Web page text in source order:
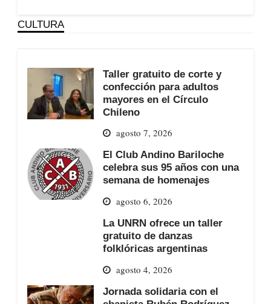
CULTURA
Taller gratuito de corte y
confección para adultos
mayores en el Círculo
Chileno
agosto 7, 2026
El Club Andino Bariloche
celebra sus 95 años con una
semana de homenajes
agosto 6, 2026
La UNRN ofrece un taller
gratuito de danzas
folklóricas argentinas
agosto 4, 2026
Jornada solidaria con el